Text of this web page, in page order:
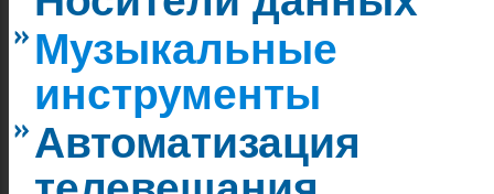
Музыкальные
инструменты
Автоматизация